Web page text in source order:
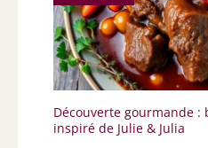
Découverte gourmande
inspiré de Julie & Julia